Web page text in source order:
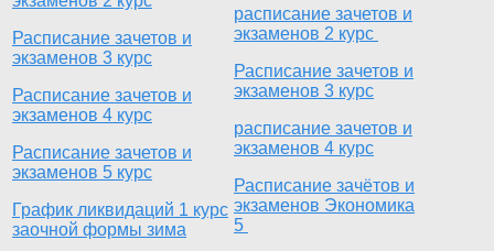
Расписание зачетов и
экзаменов 3 курс
Расписание зачетов и
экзаменов 4 курс
Расписание зачетов и
экзаменов 5 курс
График ликвидаций 1 курс
заочной формы зима
расписание зачетов и
экзаменов 2 курс
Расписание зачетов и
экзаменов 3 курс
расписание зачетов и
экзаменов 4 курс
Расписание зачётов и
экзаменов Экономика
5